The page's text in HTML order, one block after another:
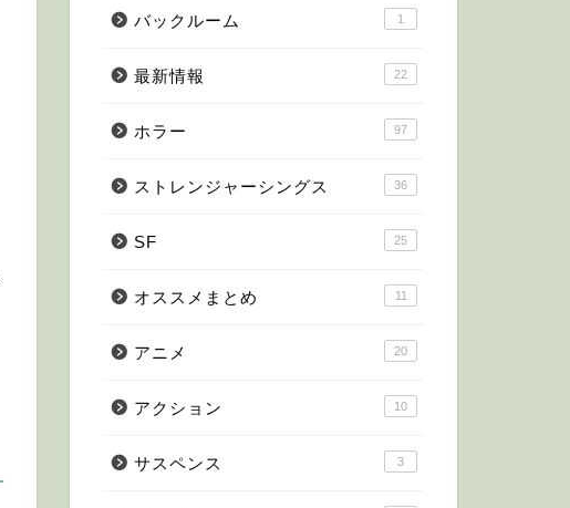
バックルーム 1
最新情報 22
ホラー 97
ストレンジャーシングス 36
SF 25
オススメまとめ 11
アニメ 20
アクション 10
サスペンス 3